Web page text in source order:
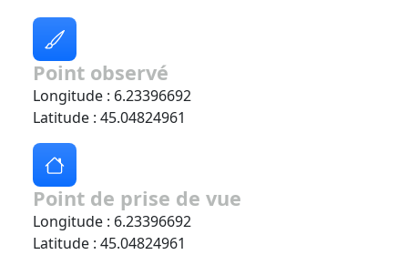
Point observé
Longitude : 6.23396692
Latitude : 45.04824961
Point de prise de vue
Longitude : 6.23396692
Latitude : 45.04824961